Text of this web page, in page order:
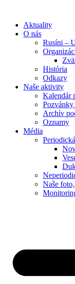
obsah
Aktuality
O nás
Rusíni –
História
Odkazy
Naše aktivity
Kalendár
Pozvánky
Archív
Oznamy
Média
Naše